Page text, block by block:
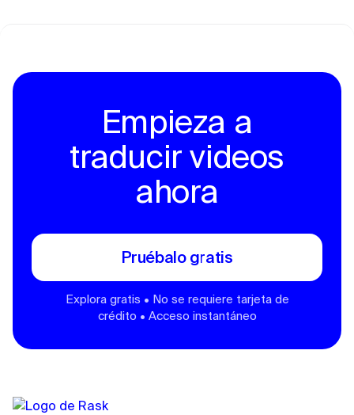
Empieza a
traducir videos
ahora
Pruébalo gratis
Explora gratis • No se requiere tarjeta de
crédito • Acceso instantáneo